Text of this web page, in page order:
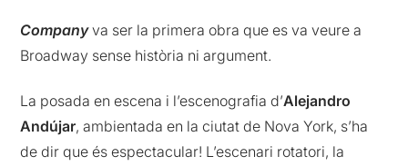
Companyva ser la primera obra que es va veure a
Broadway sense història ni argument.
La posada en escena i l’escenografia d’Alejandro
Andújar, ambientada en la ciutat de Nova York, s’ha
de dir que és espectacular! L’escenari rotatori, la